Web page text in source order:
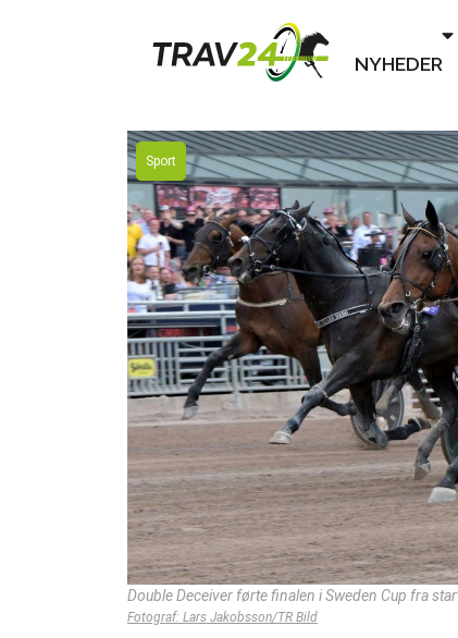
Sport
Double Deceiver førte finalen i Sweden Cup fra
Fotograf: Lars Jakobsson/TR Bild
NYHEDER